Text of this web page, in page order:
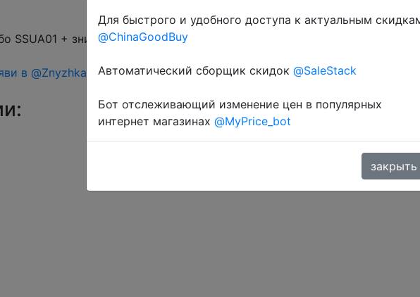
SSUA01 + знижка монетками 251 Coins у додатку через розділ монет.
в @ZnyzhkaUA
Для быстрого и удобного доступа к актуальным
@ChinaGoodBuy
Автоматический сборщик скидок @SaleStack
Бот отслеживающий изменение цен в популярных
интернет магазинах @MyPrice_bot
закрыть